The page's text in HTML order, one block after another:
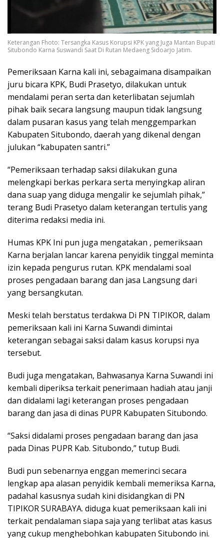
Keterangan Fhoto: Tersangka Kasus Korupsi KPK yang Juga Mantan Bupati
Situbondo Karna Suswandi Saat Di Rutan Medaeng Sidoarjo Jatim.
Pemeriksaan Karna kali ini, sebagaimana disampaikan
juru bicara KPK, Budi Prasetyo, dilakukan untuk
mendalami peran serta dan keterlibatan sejumlah
pihak baik secara langsung maupun tidak langsung
dalam pusaran kasus yang telah menggemparkan
Kabupaten Situbondo, daerah yang dikenal dengan
julukan “kabupaten santri.”
“Pemeriksaan terhadap saksi dilakukan guna
melengkapi berkas perkara serta menyingkap aliran
dana suap yang diduga mengalir ke sejumlah pihak,”
terang Budi Prasetyo dalam keterangan tertulis yang
diterima redaksi media ini.
Humas KPK Ini pun juga mengatakan , pemeriksaan
Karna berjalan lancar karena penyidik tinggal meminta
izin kepada pengurus rutan. KPK mendalami soal
proses pengadaan barang dan jasa Langsung dari
yang bersangkutan.
Meski telah berstatus terdakwa Di PN TIPIKOR, dalam
pemeriksaan kali ini Karna Suwandi dimintai
keterangan sebagai saksi dalam kasus korupsi nya
tersebut.
Budi juga mengatakan, Bahwasanya Karna Suwandi ini
kembali diperiksa terkait penerimaan hadiah atau janji
dan didalami lagi keterangan proses pengadaan
barang dan jasa di dinas PUPR Kabupaten Situbondo.
“Saksi didalami proses pengadaan barang dan jasa
pada Dinas PUPR Kab. Situbondo,” tutup Budi.
Budi pun sebenarnya enggan memerinci secara
lengkap apa alasan penyidik kembali memeriksa Karna,
padahal kasusnya sudah kini disidangkan di PN
TIPIKOR SURABAYA. diduga kuat pemeriksaan kali ini
terkait pendalaman siapa saja yang terlibat atas kasus
yang cukup menghebohkan kabupaten Situbondo ini.